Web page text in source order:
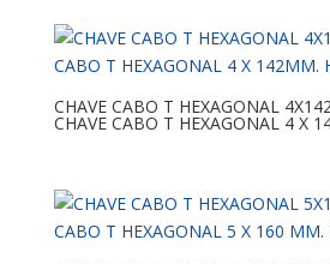
CHAVE CABO T HEXAGONAL
CHAVE CABO T HEXAGONAL 4 X